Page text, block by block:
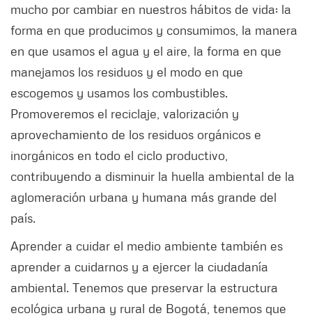
mucho por cambiar en nuestros hábitos de vida: la
forma en que producimos y consumimos, la manera
en que usamos el agua y el aire, la forma en que
manejamos los residuos y el modo en que
escogemos y usamos los combustibles.
Promoveremos el reciclaje, valorización y
aprovechamiento de los residuos orgánicos e
inorgánicos en todo el ciclo productivo,
contribuyendo a disminuir la huella ambiental de la
aglomeración urbana y humana más grande del
país.
Aprender a cuidar el medio ambiente también es
aprender a cuidarnos y a ejercer la ciudadanía
ambiental. Tenemos que preservar la estructura
ecológica urbana y rural de Bogotá, tenemos que